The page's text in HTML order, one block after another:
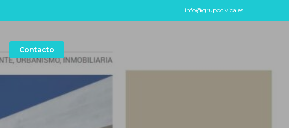
info@grupocivica.es
Contacto